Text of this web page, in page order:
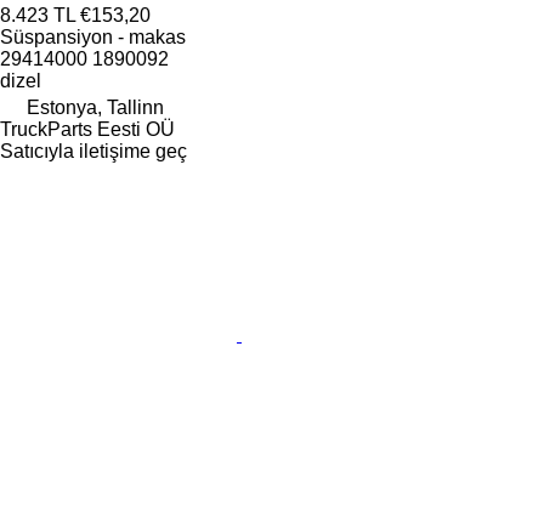
8.423 TL €153,20
Süspansiyon - makas
29414000 1890092
dizel
Estonya, Tallinn
TruckParts Eesti OÜ
Satıcıyla iletişime geç